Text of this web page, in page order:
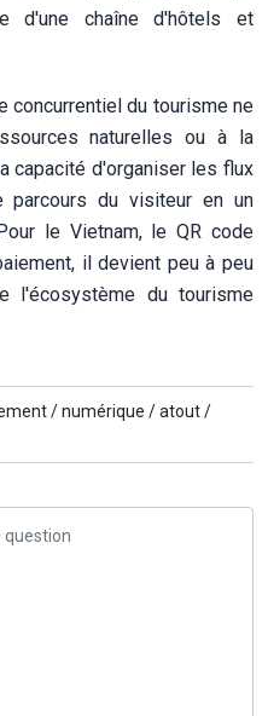
d'une chaîne d'hôtels et
concurrentiel du tourisme ne
naturelles ou à la
capacité d'organiser les flux
parcours du visiteur en un
le Vietnam, le QR code
il devient peu à peu
l'écosystème du tourisme
/numérique /atout /